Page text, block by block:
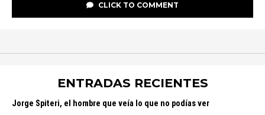
CLICK TO COMMENT
ENTRADAS RECIENTES
Jorge Spiteri, el hombre que veía lo que no podías ver